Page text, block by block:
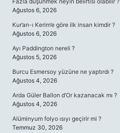
Ağustos 6, 2026
Kur’an-ı Kerim’e göre ilk insan kimdir ?
Ağustos 6, 2026
Ayı Paddington nereli ?
Ağustos 5, 2026
Burcu Esmersoy yüzüne ne yaptırdı ?
Ağustos 4, 2026
Arda Güler Ballon d’Or kazanacak mı ?
Ağustos 4, 2026
Alüminyum folyo ısıyı geçirir mi ?
Temmuz 30, 2026